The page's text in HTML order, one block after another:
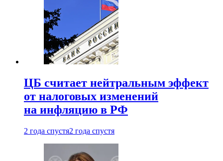
ЦБ считает нейтральным эффект
от налоговых изменений
на инфляцию в РФ
2 года спустя2 года спустя